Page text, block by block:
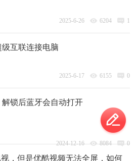
2025-6-26 6204 1
互联连接电脑
2025-6-17 6155 0
锁后蓝牙会自动打开
2024-12-16 8084 0
，但是优酷视频无法全屏，如何